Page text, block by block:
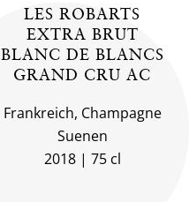
LES ROBARTS
EXTRA BRUT
BLANC DE BLANCS
GRAND CRU AC
Frankreich, Champagne
Suenen
2018
75 cl